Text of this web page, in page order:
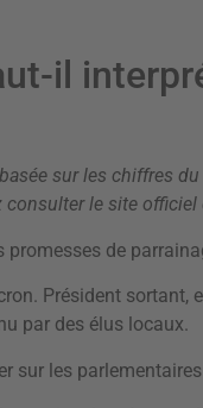
il
sur les chiffres
consulter le site
promesses de
Président sortant,
par des élus locaux.
sur les